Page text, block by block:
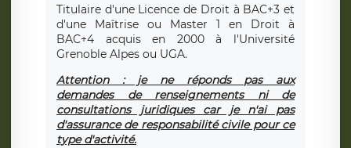
Titulaire d'une Licence de Droit à BAC+3 et
d'une Maîtrise ou Master 1 en Droit à
BAC+4 acquis en 2000 à l'Université
Grenoble Alpes ou UGA.
Attention : je ne réponds pas aux
demandes de renseignements ni de
consultations juridiques car je n'ai pas
d'assurance de responsabilité civile pour ce
type d'activité.